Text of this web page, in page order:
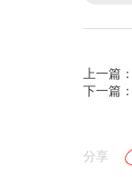
上一篇
下一篇
分享